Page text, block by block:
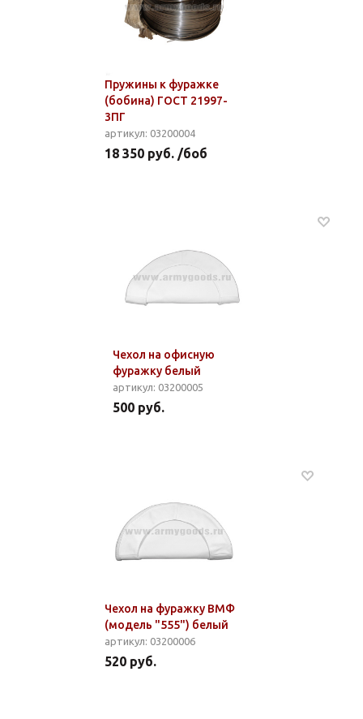
Пружины к фуражке
(бобина) ГОСТ 21997-
3ПГ
артикул: 03200004
18 350 руб. /боб
Чехол на офисную
фуражку белый
артикул: 03200005
500 руб.
Чехол на фуражку ВМФ
(модель "555") белый
артикул: 03200006
520 руб.